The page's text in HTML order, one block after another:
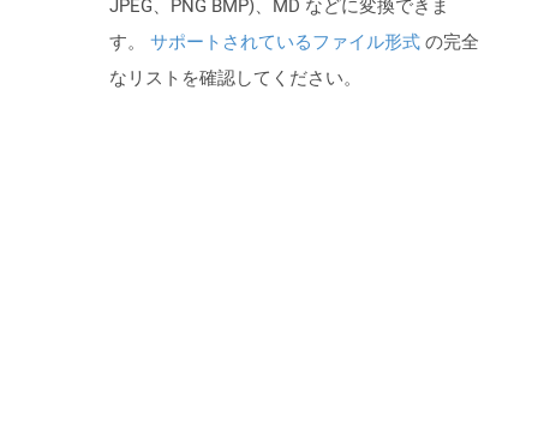
JPEG、PNG BMP)、MD などに変換できま
す。 サポートされているファイル形式 の完全
なリストを確認してください。